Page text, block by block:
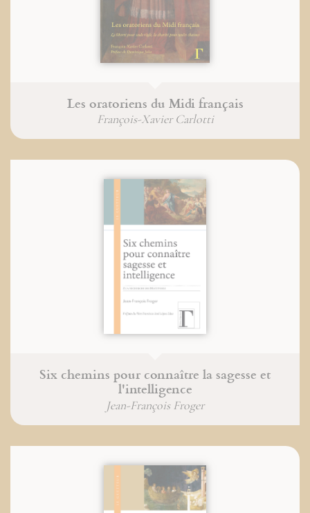
Les oratoriens du Midi français
François-Xavier Carlotti
Six chemins pour connaître la sagesse et
l'intelligence
Jean-François Froger